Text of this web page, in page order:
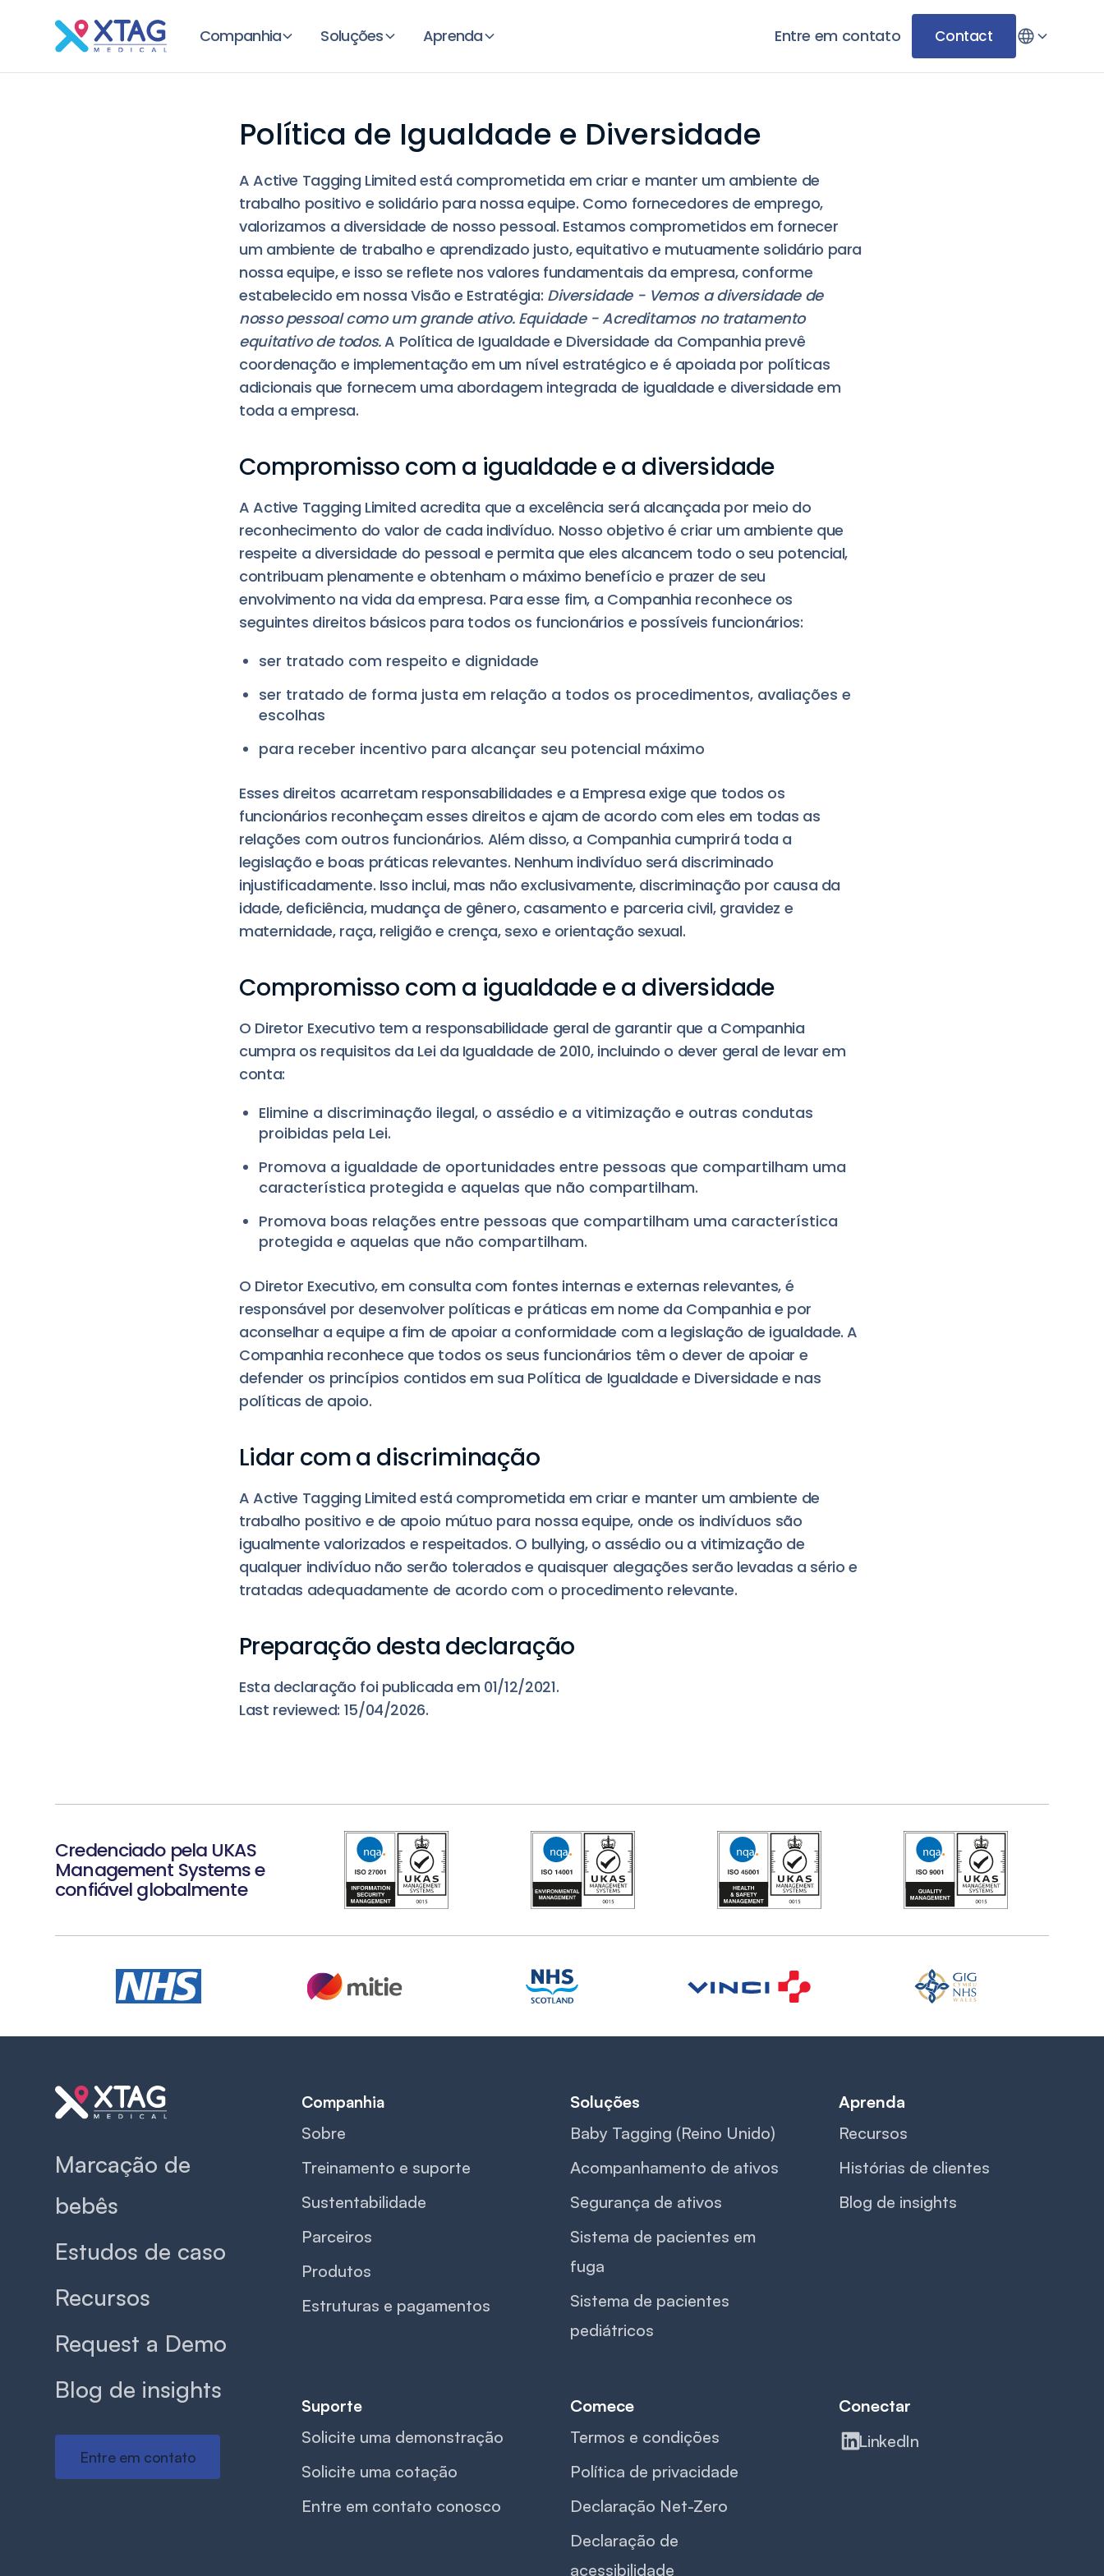
Companhia Soluções Aprenda Entre em contato Contact
Política de Igualdade e Diversidade
A Active Tagging Limited está comprometida em criar e manter um ambiente de
trabalho positivo e solidário para nossa equipe. Como fornecedores de emprego,
valorizamos a diversidade de nosso pessoal. Estamos comprometidos em fornecer
um ambiente de trabalho e aprendizado justo, equitativo e mutuamente solidário para
nossa equipe, e isso se reflete nos valores fundamentais da empresa, conforme
estabelecido em nossa Visão e Estratégia: Diversidade - Vemos a diversidade de
nosso pessoal como um grande ativo. Equidade - Acreditamos no tratamento
equitativo de todos.A Política de Igualdade e Diversidade da Companhia prevê
coordenação e implementação em um nível estratégico e é apoiada por políticas
adicionais que fornecem uma abordagem integrada de igualdade e diversidade em
toda a empresa.
Compromisso com a igualdade e a diversidade
A Active Tagging Limited acredita que a excelência será alcançada por meio do
reconhecimento do valor de cada indivíduo. Nosso objetivo é criar um ambiente que
respeite a diversidade do pessoal e permita que eles alcancem todo o seu potencial,
contribuam plenamente e obtenham o máximo benefício e prazer de seu
envolvimento na vida da empresa. Para esse fim, a Companhia reconhece os
seguintes direitos básicos para todos os funcionários e possíveis funcionários:
ser tratado com respeito e dignidade
ser tratado de forma justa em relação a todos os procedimentos, avaliações e
escolhas
para receber incentivo para alcançar seu potencial máximo
Esses direitos acarretam responsabilidades e a Empresa exige que todos os
funcionários reconheçam esses direitos e ajam de acordo com eles em todas as
relações com outros funcionários. Além disso, a Companhia cumprirá toda a
legislação e boas práticas relevantes. Nenhum indivíduo será discriminado
injustificadamente. Isso inclui, mas não exclusivamente, discriminação por causa da
idade, deficiência, mudança de gênero, casamento e parceria civil, gravidez e
maternidade, raça, religião e crença, sexo e orientação sexual.
Compromisso com a igualdade e a diversidade
O Diretor Executivo tem a responsabilidade geral de garantir que a Companhia
cumpra os requisitos da Lei da Igualdade de 2010, incluindo o dever geral de levar em
conta:
Elimine a discriminação ilegal, o assédio e a vitimização e outras condutas
proibidas pela Lei.
Promova a igualdade de oportunidades entre pessoas que compartilham uma
característica protegida e aquelas que não compartilham.
Promova boas relações entre pessoas que compartilham uma característica
protegida e aquelas que não compartilham.
O Diretor Executivo, em consulta com fontes internas e externas relevantes, é
responsável por desenvolver políticas e práticas em nome da Companhia e por
aconselhar a equipe a fim de apoiar a conformidade com a legislação de igualdade. A
Companhia reconhece que todos os seus funcionários têm o dever de apoiar e
defender os princípios contidos em sua Política de Igualdade e Diversidade e nas
políticas de apoio.
Lidar com a discriminação
A Active Tagging Limited está comprometida em criar e manter um ambiente de
trabalho positivo e de apoio mútuo para nossa equipe, onde os indivíduos são
igualmente valorizados e respeitados. O bullying, o assédio ou a vitimização de
qualquer indivíduo não serão tolerados e quaisquer alegações serão levadas a sério e
tratadas adequadamente de acordo com o procedimento relevante.
Preparação desta declaração
Esta declaração foi publicada em 01/12/2021.
Last reviewed: 15/04/2026.
Credenciado pela UKAS
Management Systems e
confiável globalmente
Slide 1 of 2.
Marcação de
bebês
Estudos de caso
Recursos
Request a Demo
Blog de insights
Entre em contato
Companhia
Sobre
Treinamento e suporte
Sustentabilidade
Parceiros
Produtos
Estruturas e pagamentos
Soluções
Baby Tagging (Reino Unido)
Acompanhamento de ativos
Segurança de ativos
Sistema de pacientes em
fuga
Sistema de pacientes
pediátricos
Aprenda
Recursos
Histórias de clientes
Blog de insights
Suporte
Solicite uma demonstração
Solicite uma cotação
Entre em contato conosco
Comece
Termos e condições
Política de privacidade
Declaração Net-Zero
Declaração de
acessibilidade
Conectar
LinkedIn